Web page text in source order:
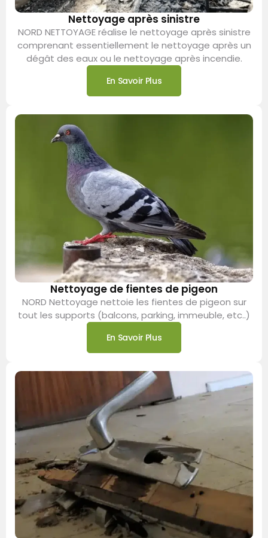
Nettoyage après sinistre
NORD NETTOYAGE réalise le nettoyage après sinistre
comprenant essentiellement le nettoyage après un
dégât des eaux ou le nettoyage après incendie.
En Savoir Plus
Nettoyage de fientes de pigeon
NORD Nettoyage nettoie les fientes de pigeon sur
tout les supports (balcons, parking, immeuble, etc..)
En Savoir Plus